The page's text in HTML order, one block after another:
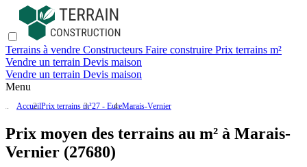
Terrains à vendre Constructeurs Faire construire Prix terrains m²
Vendre un terrain Devis maison
Vendre un terrain Devis maison
Menu
AccueilPrix terrains m²27 - EureMarais-Vernier
Prix moyen des terrains au m² à Marais-
Vernier (27680)